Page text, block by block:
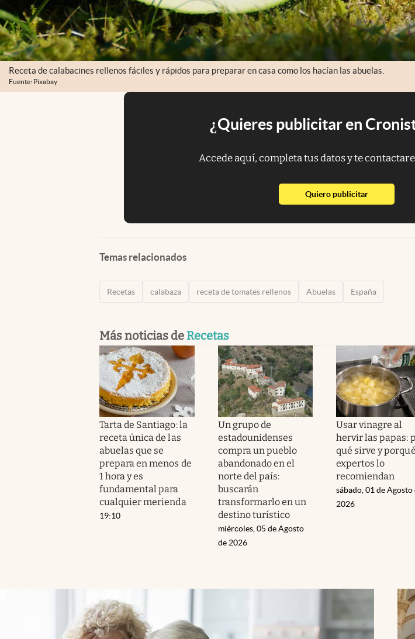
Receta de calabacines rellenos fáciles y rápidos para preparar en casa como los hacían las abuelas.
Fuente: Pixabay
¿Quieres publicitar en
Accede aquí, completa tus datos y te
Quiero publicitarabre en
Temas relacionados
Recetas calabaza receta de tomates rellenos Abuelas España
Más noticias de Recetas
Tarta de Santiago: la
receta única de las
abuelas que se
prepara en menos de
1 hora y es
fundamental para
cualquier merienda
19:10
Un grupo de
estadounidenses
compra un pueblo
abandonado en el
norte del país:
buscarán
transformarlo en un
destino turístico
miércoles, 05 de Agosto
de 2026
Usar vinagre al
hervir las papas:
qué sirve y
expertos lo
recomiendan
sábado, 01 de Agosto
2026